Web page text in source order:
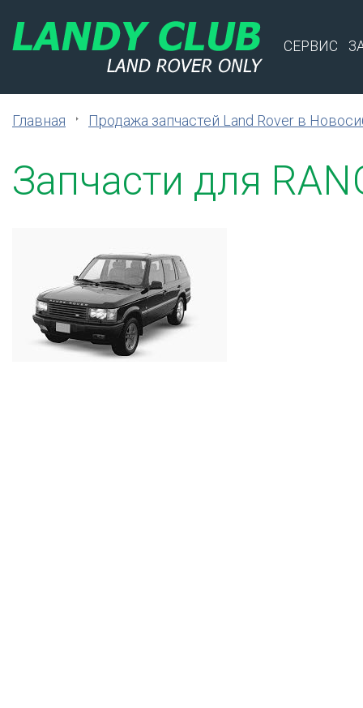
СЕРВИС
Главная Продажа запчастей Land Rover в
Запчасти для